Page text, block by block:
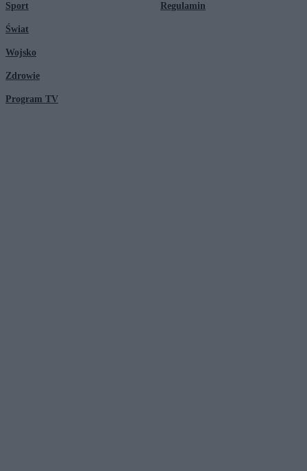
Sport
Świat
Wojsko
Zdrowie
Program TV
Regulamin